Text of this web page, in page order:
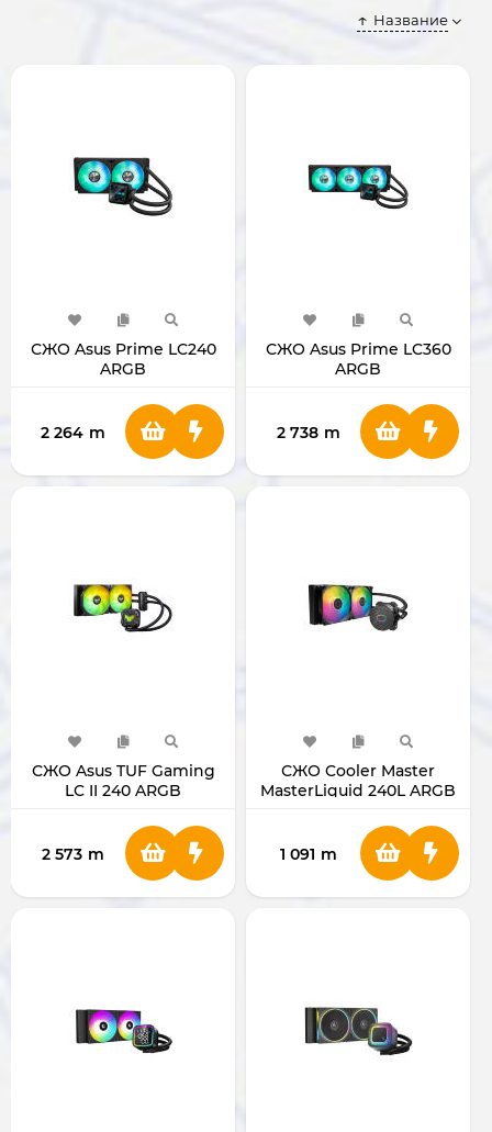
Название
СЖО Asus Prime LC240
ARGB
2 264 m
СЖО Asus Prime LC360
ARGB
2 738 m
СЖО Asus TUF Gaming
LC II 240 ARGB
2 573 m
СЖО Cooler Master
MasterLiquid 240L ARGB
1 091 m